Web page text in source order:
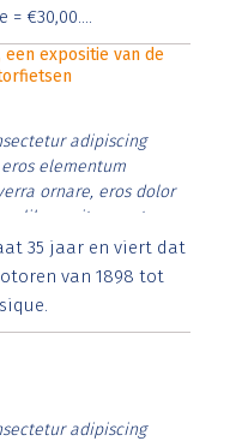
€30,00....
expositie van de
adipiscing
elementum
ornare, eros dolor
libero vitae erat.
id rutrum lorem
tristique posuere.
35 jaar en viert dat
van 1898 tot
adipiscing